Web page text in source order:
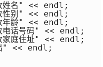
" << endl;
" << endl;
" << endl;
号码" << endl;
住址" << endl;
<< endl;